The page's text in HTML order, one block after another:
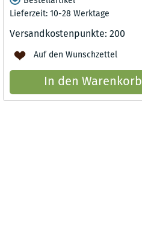
Lieferzeit: 10-28 Werktage
Versandkostenpunkte: 200
Auf den Wunschzettel
In den Warenkorb